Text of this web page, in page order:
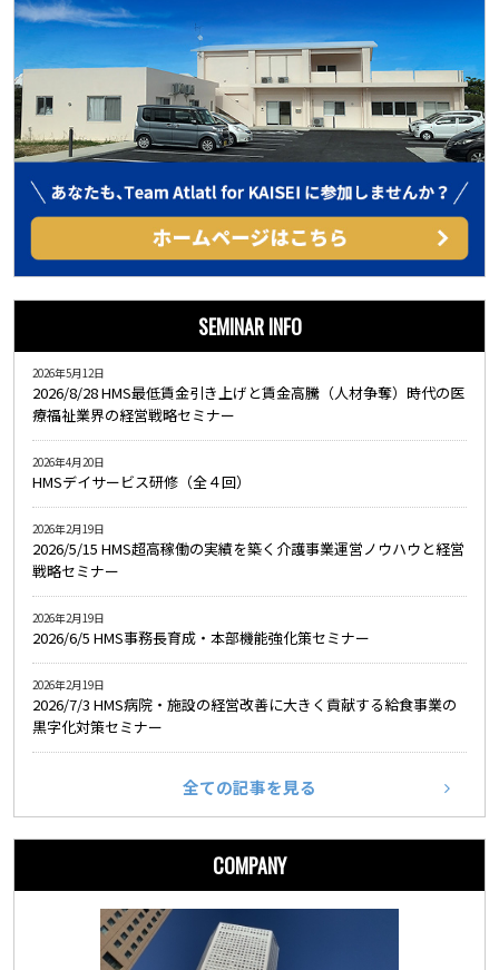
SEMINAR INFO
2026/8/28 HMS最低賃金引き上げと賃金高騰（人材争奪）時代の医
療福祉業界の経営戦略セミナー
2026年5月12日
HMSデイサービス研修（全４回）
2026年4月20日
2026/5/15 HMS超高稼働の実績を築く介護事業運営ノウハウと経営
戦略セミナー
2026年2月19日
2026/6/5 HMS事務長育成・本部機能強化策セミナー
2026年2月19日
2026/7/3 HMS病院・施設の経営改善に大きく貢献する給食事業の
黒字化対策セミナー
2026年2月19日
全ての記事を見る
COMPANY